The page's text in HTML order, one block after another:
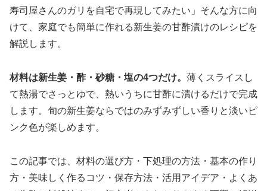
寿司屋さんのガリを自宅で再現してみたい」そんな方に向
けて、家庭でも簡単に作れる新生姜の甘酢漬けのレシピを
解説します。
材料は新生姜・酢・砂糖・塩の4つだけ。 薄くスライスし
て熱湯でさっとゆで、熱いうちに甘酢に漬けるだけで完成
します。旬の新生姜ならではのみずみずしい香りと淡いピ
ンク色が楽しめます。
この記事では、材料の選び方・下処理の方法・基本の作り
方・美味しく作るコツ・保存方法・活用アイデア・よくあ